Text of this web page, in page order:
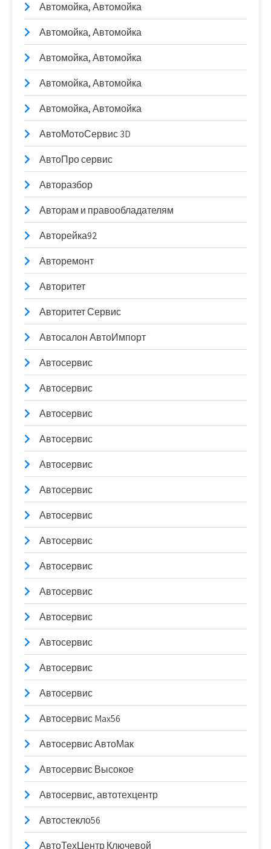
Автомойка, Автомойка
Автомойка, Автомойка
Автомойка, Автомойка
Автомойка, Автомойка
Автомойка, Автомойка
АвтоМотоСервис 3D
АвтоПро сервис
Авторазбор
Авторам и правообладателям
Авторейка92
Авторемонт
Авторитет
Авторитет Сервис
Автосалон АвтоИмпорт
Автосервис
Автосервис
Автосервис
Автосервис
Автосервис
Автосервис
Автосервис
Автосервис
Автосервис
Автосервис
Автосервис
Автосервис
Автосервис
Автосервис
Автосервис Max56
Автосервис АвтоМак
Автосервис Высокое
Автосервис, автотехцентр
Автостекло56
АвтоТехЦентр Ключевой